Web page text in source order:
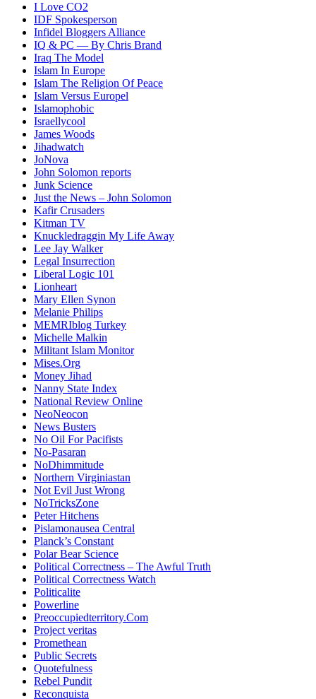
I Love CO2
IDF Spokesperson
Infidel Bloggers Alliance
IQ & PC — By Chris Brand
Iraq The Model
Islam In Europe
Islam The Religion Of Peace
Islam Versus Europel
Islamophobic
Israellycool
James Woods
Jihadwatch
JoNova
John Solomon reports
Junk Science
Just the News – John Solomon
Kafir Crusaders
Kitman TV
Knuckledraggin My Life Away
Lee Jay Walker
Legal Insurrection
Liberal Logic 101
Lionheart
Mary Ellen Synon
Melanie Philips
MEMRIblog Turkey
Michelle Malkin
Militant Islam Monitor
Mises.Org
Money Jihad
Nanny State Index
National Review Online
NeoNeocon
News Busters
No Oil For Pacifists
No-Pasaran
NoDhimmitude
Northern Virginiastan
Not Evil Just Wrong
NoTricksZone
Peter Hitchens
Pislamonausea Central
Planck’s Constant
Polar Bear Science
Political Correctness – The Awful Truth
Political Correctness Watch
Politicalite
Powerline
Preoccupiedterritory.Com
Project veritas
Promethean
Public Secrets
Quotefulness
Rebel Pundit
Reconquista